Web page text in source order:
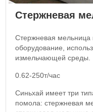
Стержневая
Стержневая мельница
оборудование,
измельчающей среды.
0.62-250т/час
Синьхай имеет три
помола: стержневая